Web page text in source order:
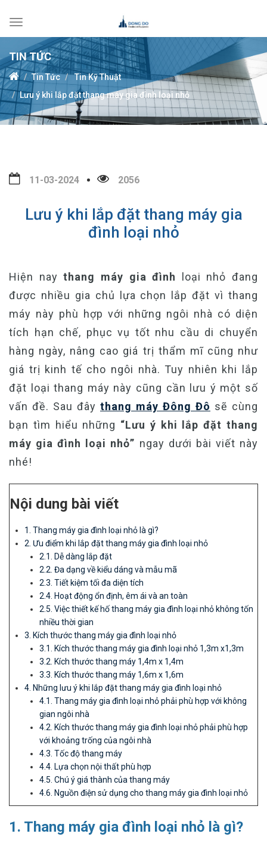
Toggle
navigation
TIN TỨC
Tin Tức
Tin Kỹ Thuật
Lưu ý khi lắp đặt thang máy gia đình loại nhỏ
11-03-2024 2056
Lưu ý khi lắp đặt thang máy gia
đình loại nhỏ
Hiện naythang máy gia đình
loại nhỏ đang
được nhiều gia chủ lựa chọn lắp đặt vì thang
máy này phù hợp với những ngôi nhà có diện
tích hạn chế, phục vụ tốt nhu cầu di chuyển
hàng ngày, nâng cao giá trị thẩm mĩ cũng như
giá trị kinh tế cho ngôi nhà. Tuy nhiên khi lắp
đặt loại thang máy này cũng cần lưu ý một số
vấn đề. Sau đây thang máy Đông Đô sẽ cùng
bạn tìm hiểu những “Lưu ý khi lắp đặt thang
máy gia đình loại nhỏ” ngay dưới bài viết này
nhé!
Nội dung bài viết
1. Thang máy gia đình loại nhỏ là gì?
2. Ưu điểm khi lắp đặt thang máy gia đình loại nhỏ
2.1. Dễ dàng lắp đặt
2.2. Đa dạng về kiểu dáng và mẫu mã
2.3. Tiết kiệm tối đa diện tích
2.4. Hoạt động ổn định, êm ái và an toàn
2.5. Việc thiết kế hố thang máy gia đình loại nhỏ không tốn
nhiều thời gian
3. Kích thước thang máy gia đình loại nhỏ
3.1. Kích thước thang máy gia đình loại nhỏ 1,3m x1,3m
3.2. Kích thước thang máy 1,4m x 1,4m
3.3. Kích thước thang máy 1,6m x 1,6m
4. Những lưu ý khi lắp đặt thang máy gia đình loại nhỏ
4.1. Thang máy gia đình loại nhỏ phải phù hợp với không
gian ngôi nhà
4.2. Kích thước thang máy gia đình loại nhỏ phải phù hợp
với khoảng trống của ngôi nhà
4.3. Tốc độ thang máy
4.4. Lựa chọn nội thất phù hợp
4.5. Chú ý giá thành của thang máy
4.6. Nguồn điện sử dụng cho thang máy gia đình loại nhỏ
1. Thang máy gia đình loại nhỏ là gì?